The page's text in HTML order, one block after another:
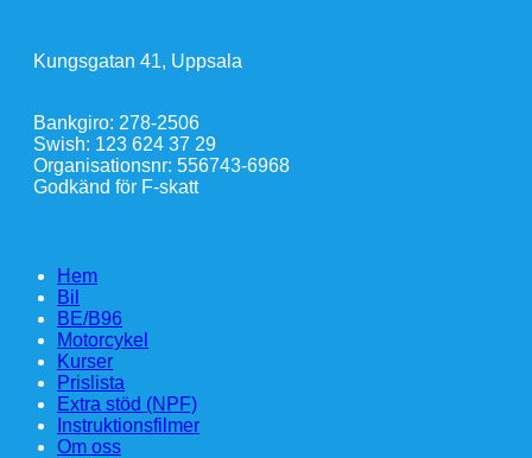
Kungsgatan 41, Uppsala
Bankgiro: 278-2506
Swish: 123 624 37 29
Organisationsnr: 556743-6968
Godkänd för F-skatt
Hem
Bil
BE/B96
Motorcykel
Kurser
Prislista
Extra stöd (NPF)
Instruktionsfilmer
Om oss